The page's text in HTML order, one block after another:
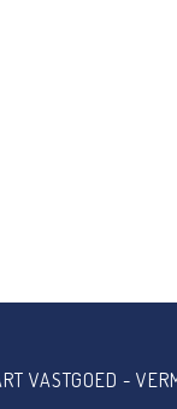
VASTGOED -